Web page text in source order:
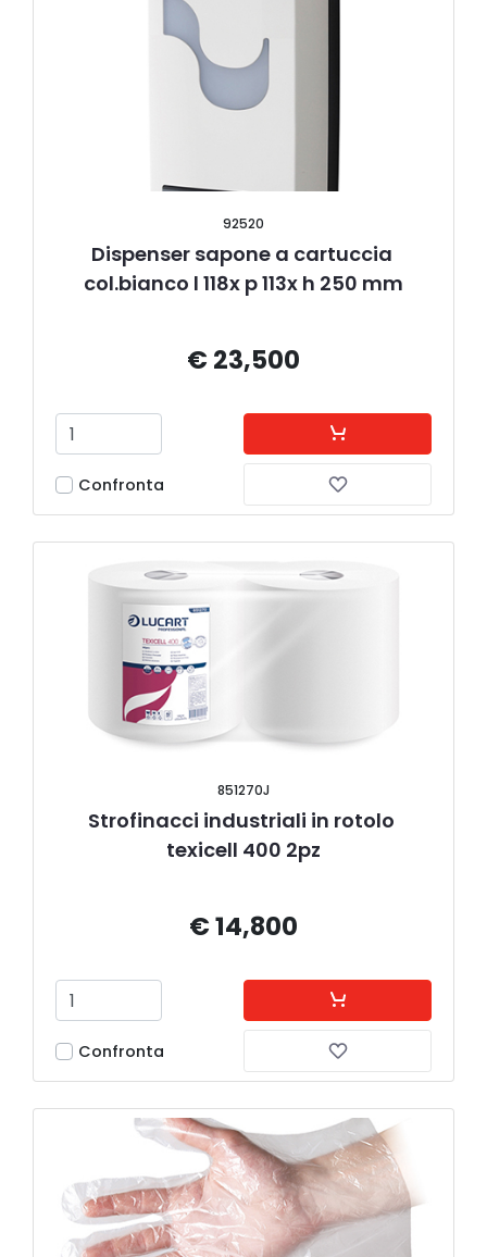
92520
Dispenser sapone a cartuccia
col.bianco l 118x p 113x h 250 mm
€ 23,500
Confronta
851270J
Strofinacci industriali in rotolo
texicell 400 2pz
€ 14,800
Confronta